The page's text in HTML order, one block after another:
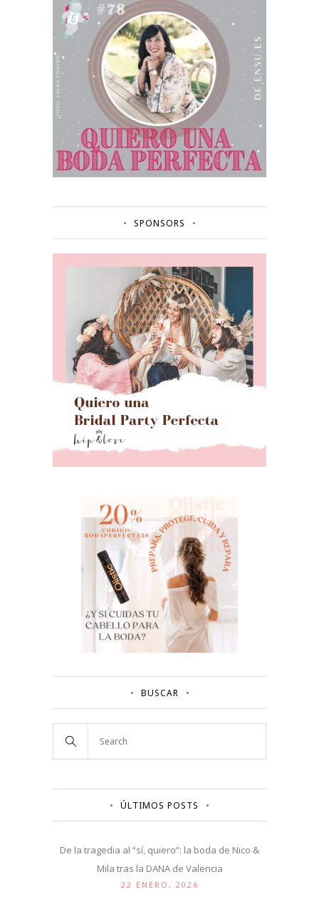
SPONSORS
BUSCAR
ÚLTIMOS POSTS
De la tragedia al “sí, quiero”: la boda de Nico &
Mila tras la DANA de Valencia
22 ENERO, 2026